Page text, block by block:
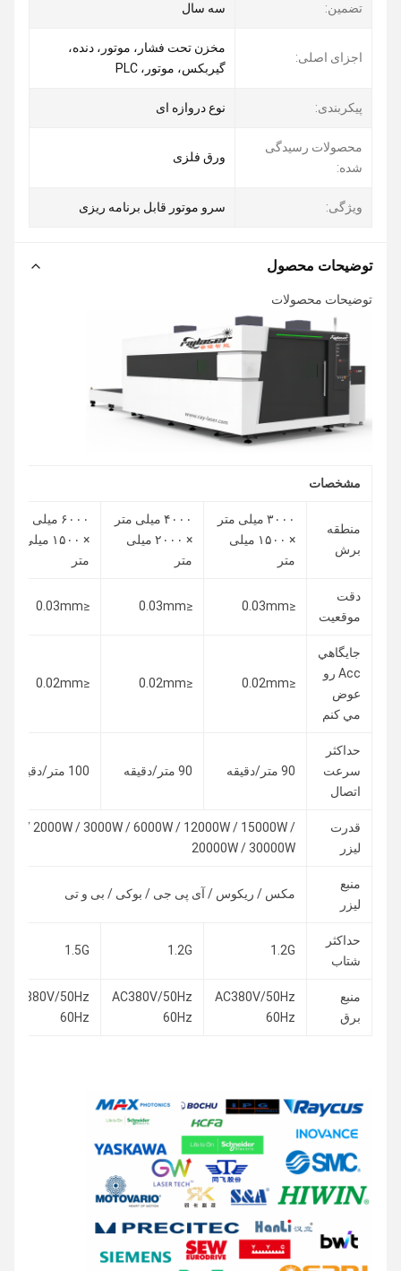
تضمین: سه سال
اجزای اصلی:
مخزن تحت فشار، موتور، دنده،
گیربکس، موتور، PLC
پیکربندی: نوع دروازه ای
محصولات رسیدگی
شده:
ورق فلزی
ویژگی: سرو موتور قابل برنامه ریزی
توضیحات محصول
توضیحات محصولات
مشخصات
منطقه
برش
۳۰۰۰ میلی متر
× ۱۵۰۰ میلی
متر
۴۰۰۰ میلی متر
× ۲۰۰۰ میلی
متر
۶۰۰۰ میلی متر
× ۱۵۰۰ میلی
متر
دقت
موقعیت
≤0.03mm
≤0.03mm
≤0.03mm
جايگاهي
Acc رو
عوض
مي کنم
≤0.02mm
≤0.02mm
≤0.02mm
حداکثر
سرعت
اتصال
90 متر/دقیقه 90 متر/دقیقه 100 متر/دقیقه
قدرت
لیزر
/ 2000W / 3000W / 6000W / 12000W / 15000W /
20000W / 30000W
منبع
لیزر
مکس / ریکوس / آی پی جی / بوکی / بی و تی
حداکثر
شتاب
1.2G
1.2G
1.5G
منبع
برق
AC380V/50Hz
60Hz
AC380V/50Hz
60Hz
AC380V/50Hz
60Hz